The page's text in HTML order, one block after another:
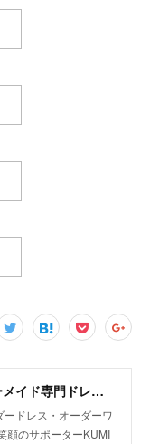
名古屋 豊橋のオーダーメイド専門ドレスデザイナー KUMI OHARA
ドレス・オーダーワ
顔のサポーターKUMI